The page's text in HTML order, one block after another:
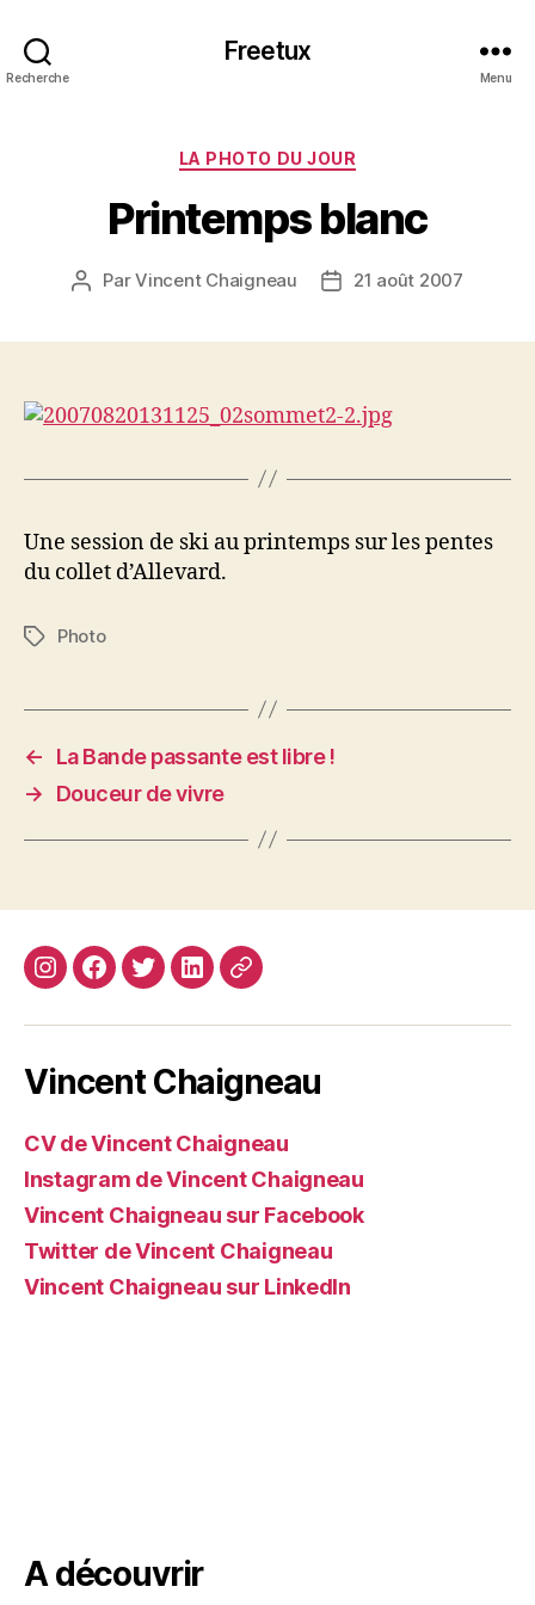
Recherche
Freetux
Menu
Catégories
LA PHOTO DU JOUR
Printemps blanc
Auteur
ParVincent Chaigneau
Date21 août 2007
Une session de ski au printemps sur les pentes
du collet d’Allevard.
Étiquettes
Photo
←
La Bande passante est libre !
→
Douceur de vivre
InstagramFacebook
TwitterLinkedin
Site
Vincent Chaigneau
CV de Vincent Chaigneau
Instagram de Vincent Chaigneau
Vincent Chaigneau sur Facebook
Twitter de Vincent Chaigneau
Vincent Chaigneau sur LinkedIn
A découvrir